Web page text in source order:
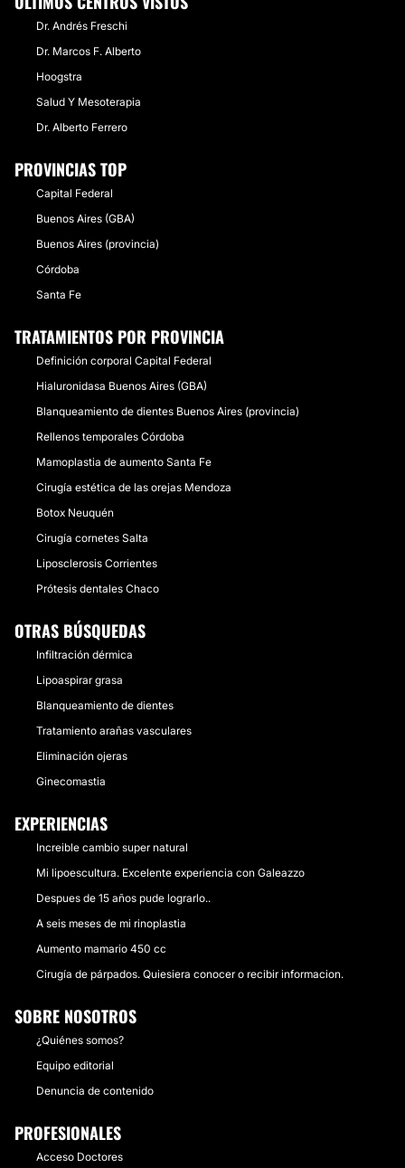
Dr. Andrés Freschi
Dr. Marcos F. Alberto
Hoogstra
Salud Y Mesoterapia
Dr. Alberto Ferrero
PROVINCIAS TOP
Capital Federal
Buenos Aires (GBA)
Buenos Aires (provincia)
Córdoba
Santa Fe
TRATAMIENTOS POR PROVINCIA
Definición corporal Capital Federal
Hialuronidasa Buenos Aires (GBA)
Blanqueamiento de dientes Buenos Aires (provincia)
Rellenos temporales Córdoba
Mamoplastia de aumento Santa Fe
Cirugía estética de las orejas Mendoza
Botox Neuquén
Cirugía cornetes Salta
Liposclerosis Corrientes
Prótesis dentales Chaco
OTRAS BÚSQUEDAS
Infiltración dérmica
Lipoaspirar grasa
Blanqueamiento de dientes
Tratamiento arañas vasculares
Eliminación ojeras
Ginecomastia
EXPERIENCIAS
Increible cambio super natural
Mi lipoescultura. Excelente experiencia con Galeazzo
Despues de 15 años pude lograrlo..
A seis meses de mi rinoplastia
Aumento mamario 450 cc
Cirugía de párpados. Quiesiera conocer o recibir informacion.
SOBRE NOSOTROS
¿Quiénes somos?
Equipo editorial
Denuncia de contenido
PROFESIONALES
Acceso Doctores